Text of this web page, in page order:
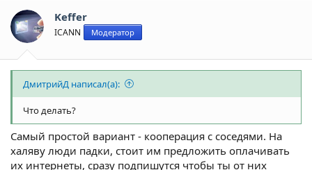
Keffer
ICANN Модератор
ДмитрийД написал(а):
Что делать?
Самый простой вариант - кооперация с соседями. На
халяву люди падки, стоит им предложить оплачивать
их интернеты, сразу подпишутся чтобы ты от них